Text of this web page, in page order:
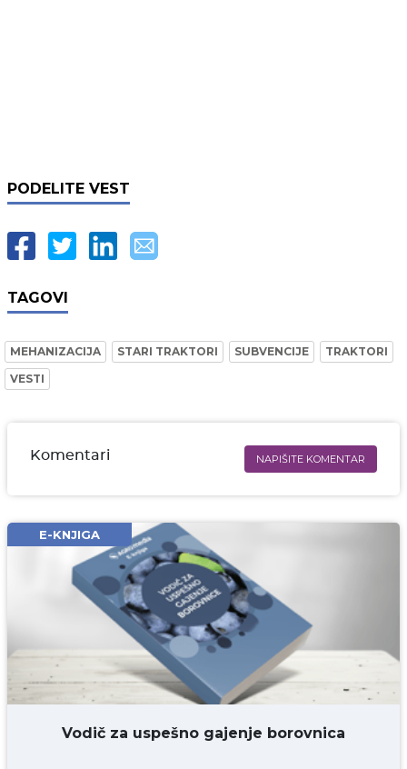
PODELITE VEST
TAGOVI
MEHANIZACIJA STARI TRAKTORI SUBVENCIJE
TRAKTORI
VESTI
Komentari NAPIŠITE KOMENTAR
Email* obavezno
Komentar* obavezno
DODAJ KOMENTAR
E-KNJIGA
Vodič za uspešno gajenje borovnica